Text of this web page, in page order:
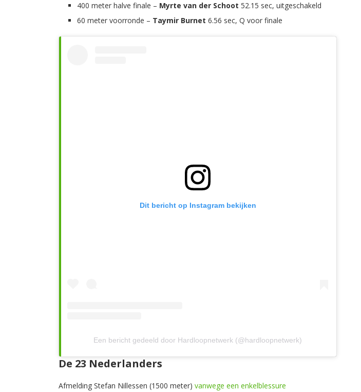
400 meter halve finale – Myrte van der Schoot 52.15 sec, uitgeschakeld
60 meter voorronde – Taymir Burnet 6.56 sec, Q voor finale
Dit bericht op Instagram bekijken
Een bericht gedeeld door Hardloopnetwerk (@hardloopnetwerk)
De 23 Nederlanders
Afmelding Stefan Nillessen (1500 meter) vanwege een enkelblessure